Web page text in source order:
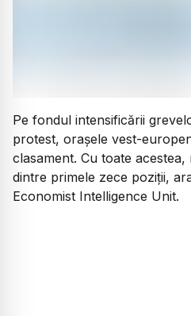
Pe fondul intensificării
protest, oraşele vest-
clasament. Cu toate
dintre primele zece poziţii,
Economist Intelligence Unit.